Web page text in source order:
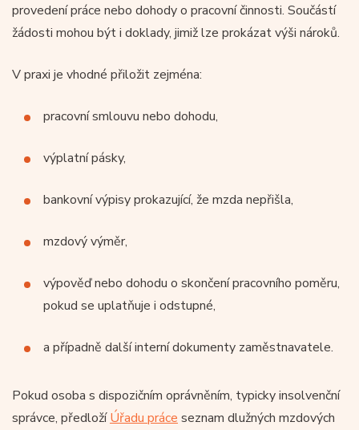
provedení práce nebo dohody o pracovní činnosti. Součástí
žádosti mohou být i doklady, jimiž lze prokázat výši nároků.
V praxi je vhodné přiložit zejména:
pracovní smlouvu nebo dohodu,
výplatní pásky,
bankovní výpisy prokazující, že mzda nepřišla,
mzdový výměr,
výpověď nebo dohodu o skončení pracovního poměru,
pokud se uplatňuje i odstupné,
a případně další interní dokumenty zaměstnavatele.
Pokud osoba s dispozičním oprávněním, typicky insolvenční
správce, předložíÚřadu práce seznam dlužných mzdových